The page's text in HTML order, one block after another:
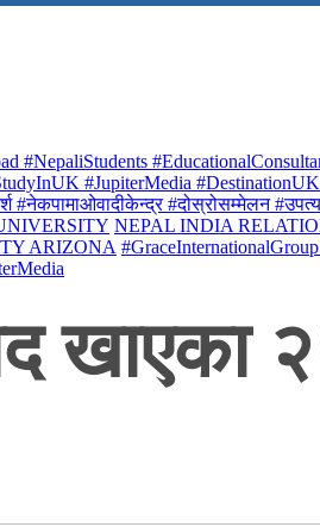
#NepaliStudents
#JupiterMedia
#नेकपामाओवादीकेन्द्र #दोस्रोसम्मेलन
NEPAL INDIA
ARIZONA
खाएका